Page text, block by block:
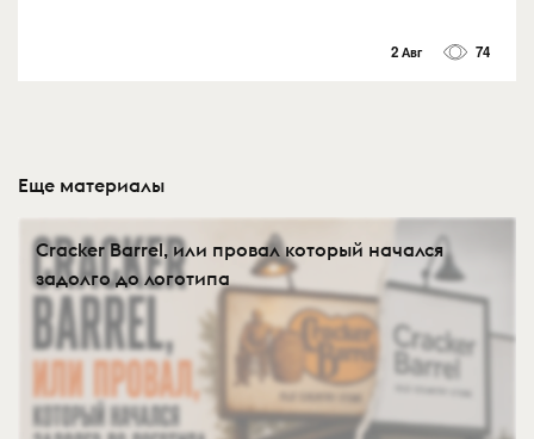
2 Авг 74
Еще материалы
Cracker Barrel, или провал который начался
задолго до логотипа